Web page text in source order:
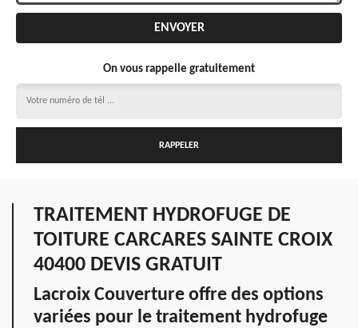
On vous rappelle gratuitement
TRAITEMENT HYDROFUGE DE
TOITURE CARCARES SAINTE CROIX
40400 DEVIS GRATUIT
Lacroix Couverture offre des options
variées pour le traitement hydrofuge